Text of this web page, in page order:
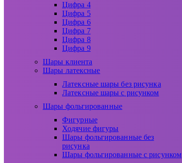
Цифра 4
Цифра 5
Цифра 6
Цифра 7
Цифра 8
Цифра 9
Шары клиента
Шары латексные
Латексные шары без рисунка
Латексные шары с рисунком
Шары фольгированные
Фигурные
Ходячие фигуры
Шары фольгированные без
рисунка
Шары фольгированные с рисунком